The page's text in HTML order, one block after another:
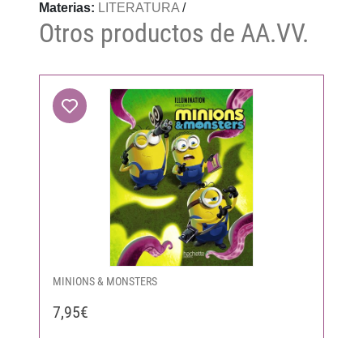
Materias: LITERATURA /
Otros productos de AA.VV.
MINIONS & MONSTERS
7,95€